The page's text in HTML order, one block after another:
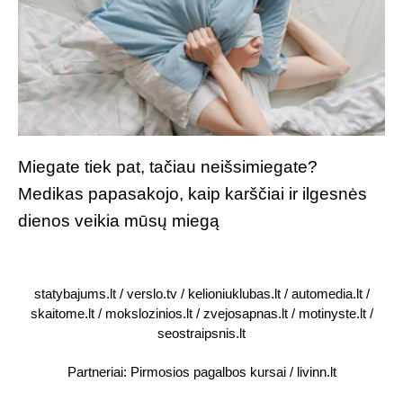
Miegate tiek pat, tačiau neišsimiegate?
Medikas papasakojo, kaip karščiai ir ilgesnės
dienos veikia mūsų miegą
statybajums.lt/ verslo.tv/ kelioniuklubas.lt/ automedia.lt/
skaitome.lt/ mokslozinios.lt/ zvejosapnas.lt/ motinyste.lt/
seostraipsnis.lt
Partneriai: Pirmosios pagalbos kursai/ livinn.lt